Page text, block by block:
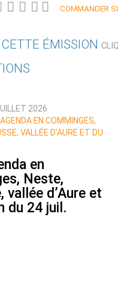
COMMANDER
ÉMISSION
publié)
votre commentaire
2026
AGENDA EN COMMINGES,
VALLÉE D’AURE ET DU
en
Neste,
vallée d’Aure et
du 24 juil.